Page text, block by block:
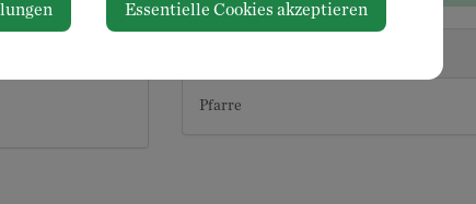
Pfarre
Essentielle Cookies akzeptieren